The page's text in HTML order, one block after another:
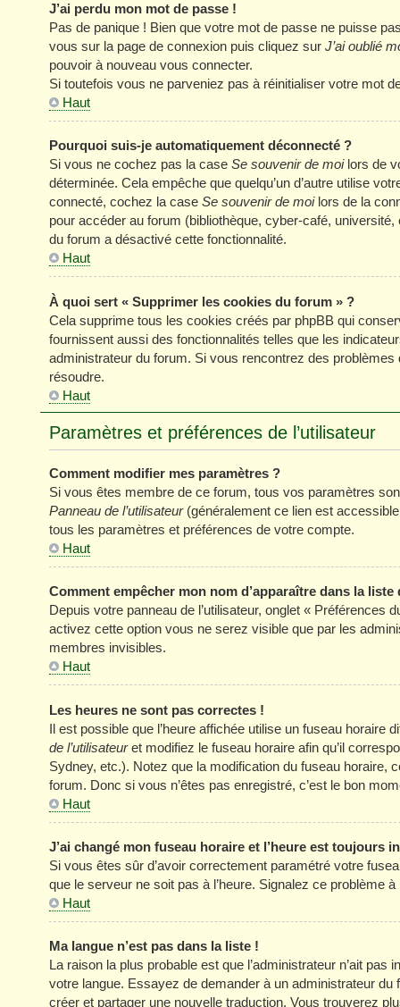
J’ai perdu mon mot de passe !
Pas de panique ! Bien que votre mot de passe ne puisse
vous sur la page de connexion puis cliquez sur J’ai oublié
pouvoir à nouveau vous connecter.
Si toutefois vous ne parveniez pas à réinitialiser votre mot
Haut
Pourquoi suis-je automatiquement déconnecté ?
Si vous ne cochez pas la case Se souvenir de moilors de
déterminée. Cela empêche que quelqu’un d’autre utilise
connecté, cochez la case Se souvenir de moilors de la
pour accéder au forum (bibliothèque, cyber-café,
du forum a désactivé cette fonctionnalité.
Haut
À quoi sert « Supprimer les cookies du forum » ?
Cela supprime tous les cookies créés par phpBB qui
fournissent aussi des fonctionnalités telles que les
administrateur du forum. Si vous rencontrez des
résoudre.
Haut
Paramètres et préférences de l’utilisateur
Comment modifier mes paramètres ?
Si vous êtes membre de ce forum, tous vos paramètres
Panneau de l’utilisateur(généralement ce lien est
tous les paramètres et préférences de votre compte.
Haut
Comment empêcher mon nom d’apparaître dans la
Depuis votre panneau de l’utilisateur, onglet « Préférences
activez cette option vous ne serez visible que par les
membres invisibles.
Haut
Les heures ne sont pas correctes !
Il est possible que l’heure affichée utilise un fuseau
de l’utilisateuret modifiez le fuseau horaire afin qu’il
Sydney, etc.). Notez que la modification du fuseau horaire,
forum. Donc si vous n’êtes pas enregistré, c’est le bon
Haut
J’ai changé mon fuseau horaire et l’heure est toujours
Si vous êtes sûr d’avoir correctement paramétré votre
que le serveur ne soit pas à l’heure. Signalez ce problème
Haut
Ma langue n’est pas dans la liste !
La raison la plus probable est que l’administrateur n’ait
votre langue. Essayez de demander à un administrateur du
créer et partager une nouvelle traduction. Vous trouverez